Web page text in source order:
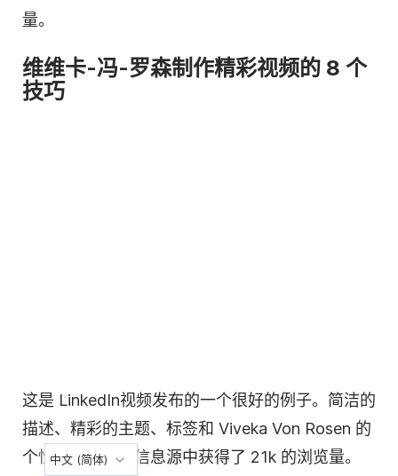
量。
维维卡-冯-罗森制作精彩视频的 8 个
技巧
这是 LinkedIn视频发布的一个很好的例子。简洁的
描述、精彩的主题、标签和 Viveka Von Rosen 的
个性使其在有机信息源中获得了 21k 的浏览量。
中文 (简体)